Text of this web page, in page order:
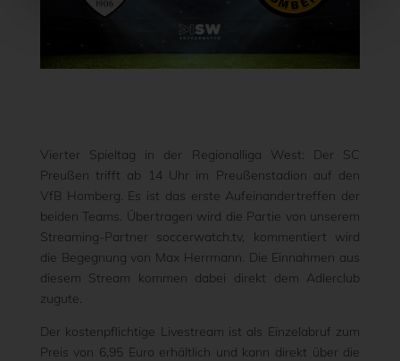
Vierter Spieltag in der Regionalliga West: Der SC
Preußen trifft ab 14 Uhr im Preußenstadion auf den
VfB Homberg. Es ist das erste Aufeinandertreffen der
beiden Teams. Übertragen wird die Partie von unserem
Streaming-Partner soccerwatch.tv, kommentiert wird
die Begegnung von Max Herrmann. Die Einnahmen aus
diesem Stream kommen dabei direkt dem Adlerclub
zugute.
Der kostenpflichtige Livestream ist als Einzelabruf zum
Preis von 6,95 Euro erhältlich und kann direkt über die